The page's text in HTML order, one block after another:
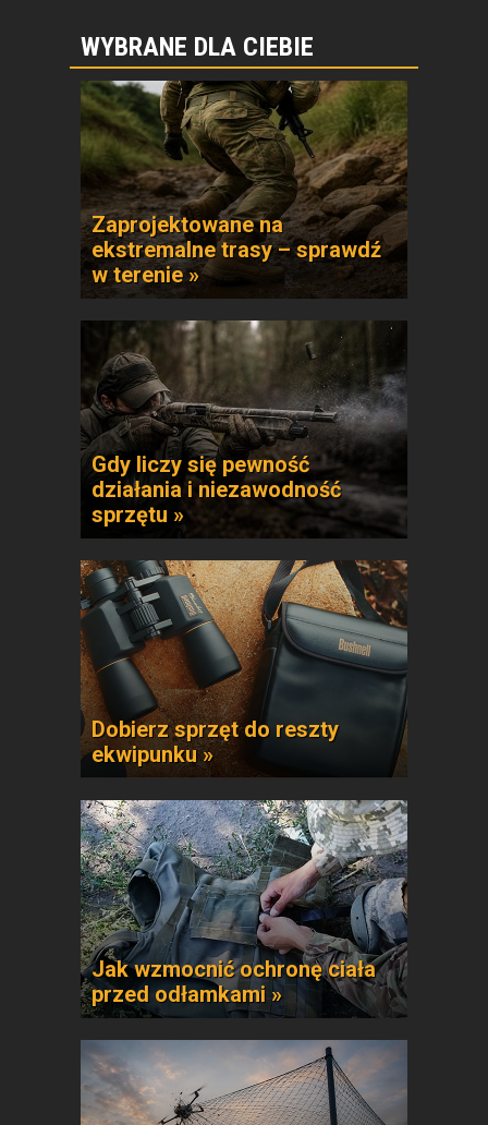
WYBRANE DLA CIEBIE
Zaprojektowane na
ekstremalne trasy – sprawdź
w terenie »
Gdy liczy się pewność
działania i niezawodność
sprzętu »
Dobierz sprzęt do reszty
ekwipunku »
Jak wzmocnić ochronę ciała
przed odłamkami »